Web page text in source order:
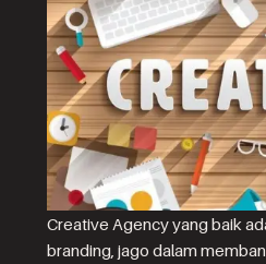
Creative Agency yang baik
branding, jago dalam